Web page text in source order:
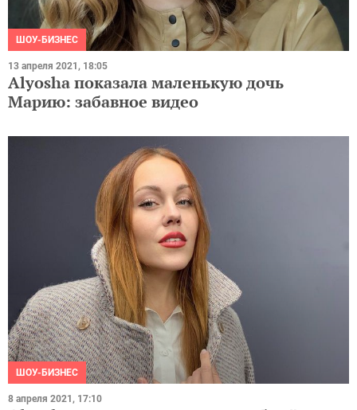
ШОУ-БИЗНЕС
13 апреля 2021, 18:05
Alyosha показала маленькую дочь
Марию: забавное видео
ШОУ-БИЗНЕС
8 апреля 2021, 17:10